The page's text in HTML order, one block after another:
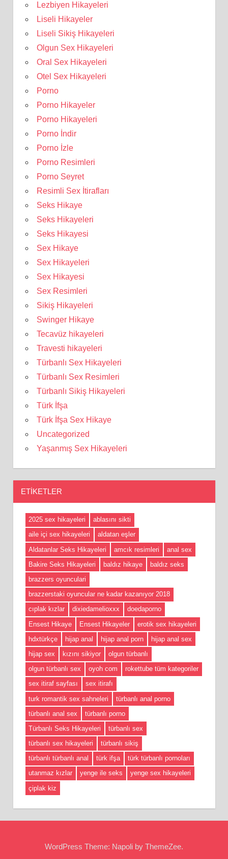
Lezbiyen Hikayeleri
Liseli Hikayeler
Liseli Sikiş Hikayeleri
Olgun Sex Hikayeleri
Oral Sex Hikayeleri
Otel Sex Hikayeleri
Porno
Porno Hikayeler
Porno Hikayeleri
Porno İndir
Porno İzle
Porno Resimleri
Porno Seyret
Resimli Sex İtirafları
Seks Hikaye
Seks Hikayeleri
Seks Hikayesi
Sex Hikaye
Sex Hikayeleri
Sex Hikayesi
Sex Resimleri
Sikiş Hikayeleri
Swinger Hikaye
Tecavüz hikayeleri
Travesti hikayeleri
Türbanlı Sex Hikayeleri
Türbanlı Sex Resimleri
Türbanlı Sikiş Hikayeleri
Türk İfşa
Türk İfşa Sex Hikaye
Uncategorized
Yaşanmış Sex Hikayeleri
ETIKETLER
2025 sex hikayeleri
ablasını sikti
aile içi sex hikayeleri
aldatan eşler
Aldatanlar Seks Hikayeleri
amcık resimleri
anal sex
Bakire Seks Hikayeleri
baldız hikaye
baldız seks
brazzers oyunculari
brazzerstaki oyuncular ne kadar kazanıyor 2018
cıplak kızlar
dixiedamelioxxx
doedaporno
Ensest Hikaye
Ensest Hikayeler
erotik sex hikayeleri
hdxtürkçe
hijap anal hijap anal porn
hijap anal sex
hijap sex
kızını sikiyor
olgun türbanlı
olgun türbanlı sex
oyoh com
rokettube tüm kategoriler
sex itiraf sayfası
sex itirafı
turk romantik sex sahneleri
türbanlı anal porno
türbanlı anal sex
türbanlı porno
Türbanlı Seks Hikayeleri
türbanlı sex
türbanlı sex hikayeleri
türbanlı sikiş
türbanlı türbanlı anal
türk ifşa
türk türbanlı pornoları
utanmaz kızlar
yenge ile seks
yenge sex hikayeleri
çiplak kiz
WordPress Theme: Napoli by ThemeZee.